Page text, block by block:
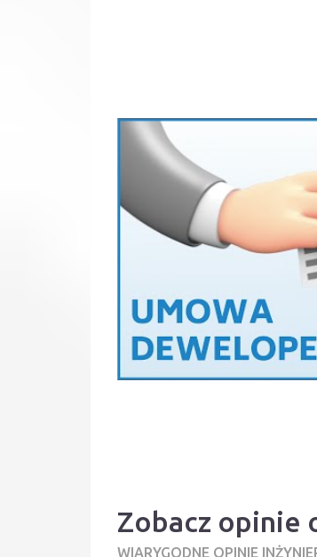
Zobacz opinie
WIARYGODNE OPINIE